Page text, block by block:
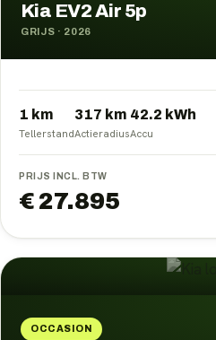
Kia EV2 Air 5p
GRIJS · 2026
1 km
Tellerstand
317 km
Actieradius
42.2 kWh
Accu
PRIJS INCL. BTW
€ 27.895
OCCASION